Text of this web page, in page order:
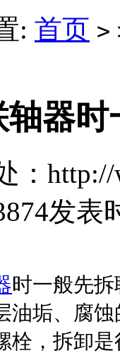
: 首页 >
轴器
：http://
发表
时一般先
油垢、腐
栓，拆卸